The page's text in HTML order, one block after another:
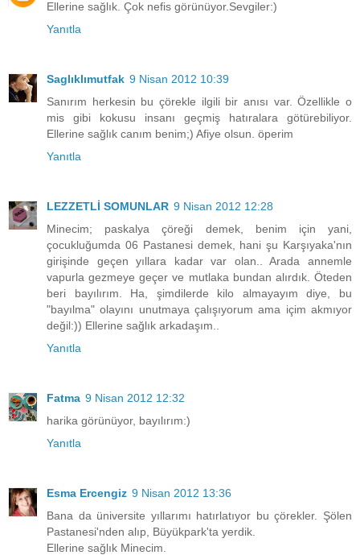
Ellerine sağlık. Çok nefis görünüyor.Sevgiler:)
Yanıtla
Saglıklımutfak 9 Nisan 2012 10:39
Sanırım herkesin bu çörekle ilgili bir anısı var. Özellikle o
mis gibi kokusu insanı geçmiş hatıralara götürebiliyor.
Ellerine sağlık canım benim;) Afiye olsun. öperim
Yanıtla
LEZZETLİ SOMUNLAR 9 Nisan 2012 12:28
Minecim; paskalya çöreği demek, benim için yani,
çocukluğumda 06 Pastanesi demek, hani şu Karşıyaka'nın
girişinde geçen yıllara kadar var olan.. Arada annemle
vapurla gezmeye geçer ve mutlaka bundan alırdık. Öteden
beri bayılırım. Ha, şimdilerde kilo almayayım diye, bu
"bayılma" olayını unutmaya çalışıyorum ama içim akmıyor
değil:)) Ellerine sağlık arkadaşım..
Yanıtla
Fatma 9 Nisan 2012 12:32
harika görünüyor, bayılırım:)
Yanıtla
Esma Ercengiz 9 Nisan 2012 13:36
Bana da üniversite yıllarımı hatırlatıyor bu çörekler. Şölen
Pastanesi'nden alıp, Büyükpark'ta yerdik.
Ellerine sağlık Minecim.